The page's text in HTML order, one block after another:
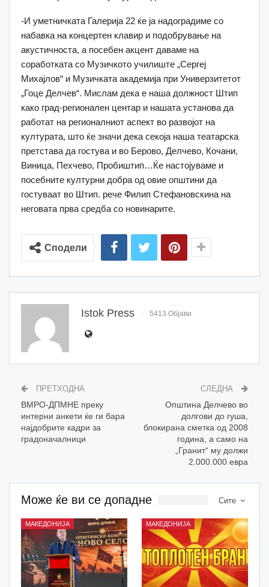
-И уметничката Галерија 22 ќе ја надоградиме со
набавка на концертен клавир и подобрување на
акустичноста, а посебен акцент даваме на
соработката со Музичкото училиште „Сергеј
Михајлов“ и Музичката академија при Универзитетот
„Гоце Делчев“. Мислам дека е наша должност Штип
како град-регионален центар и нашата установа да
работат на регионалниот аспект во развојот на
културата, што ќе значи дека секоја наша театарска
претстава да гостува и во Берово, Делчево, Кочани,
Виница, Пехчево, Пробиштип…Ќе настојуваме и
посебните културни добра од овие општини да
гостуваат во Штип. рече Филип Стефановскина на
неговата прва средба со новинарите.
Сподели
Istok Press 5413 Објави
ПРЕТХОДНА
ВМРО-ДПМНЕ преку
интерни анкети ќе ги бара
најдобрите кадри за
градоначалници
СЛЕДНА
Општина Делчево во
долгови до гуша,
блокирана сметка од 2008
година, а само на
„Гранит“ му должи
2.000.000 евра
Сите
Може ќе ви се допадне
МАКЕДОНИЈА МАКЕДОНИЈА